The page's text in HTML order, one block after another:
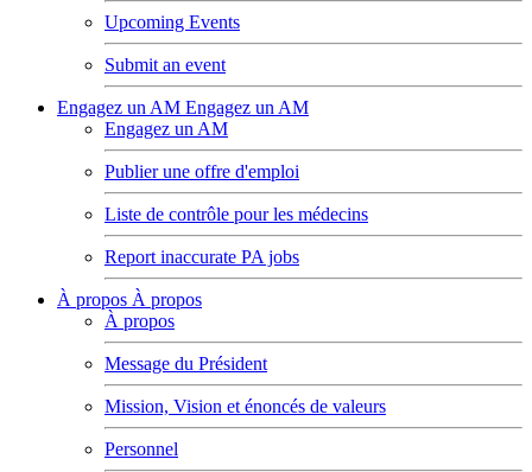
Upcoming Events
Submit an event
Engagez un AM Engagez un AM
Engagez un AM
Publier une offre d'emploi
Liste de contrôle pour les médecins
Report inaccurate PA jobs
À propos À propos
À propos
Message du Président
Mission, Vision et énoncés de valeurs
Personnel